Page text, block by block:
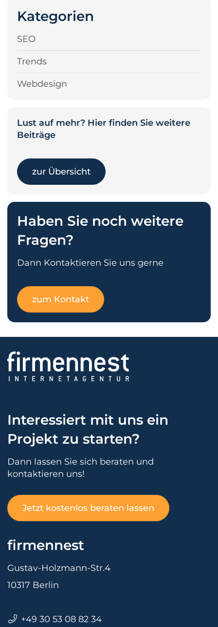
Kategorien
SEO
Trends
Webdesign
Lust auf mehr? Hier finden Sie weitere
Beiträge
zur Übersicht
Haben Sie noch weitere
Fragen?
Dann Kontaktieren Sie uns gerne
zum Kontakt
Interessiert mit uns ein
Projekt zu starten?
Dann lassen Sie sich beraten und
kontaktieren uns!
Jetzt kostenlos beraten lassen
firmennest
Gustav-Holzmann-Str.4
10317 Berlin
+49 30 53 08 82 34